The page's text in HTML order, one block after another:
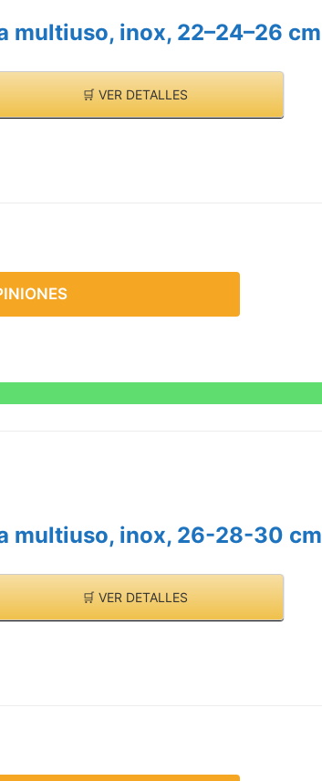
multiuso, inox, 22–24–26 cm
🛒 VER DETALLES
multiuso, inox, 26-28-30 cm
🛒 VER DETALLES